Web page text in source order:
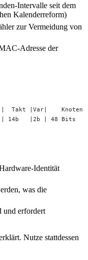
Intervalle seit dem
Kalenderreform)
zur Vermeidung von
Adresse der
|Var|    Knoten
14b   |2b | 48 Bits
Identität
was die
und erfordert
Nutze stattdessen